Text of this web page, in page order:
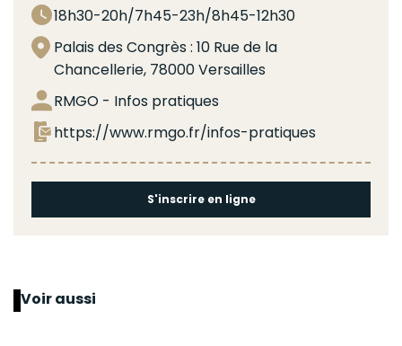
18h30-20h/7h45-23h/8h45-12h30
Palais des Congrès : 10 Rue de la
Chancellerie, 78000 Versailles
RMGO - Infos pratiques
https://www.rmgo.fr/infos-pratiques
S'inscrire en ligne
Voir aussi